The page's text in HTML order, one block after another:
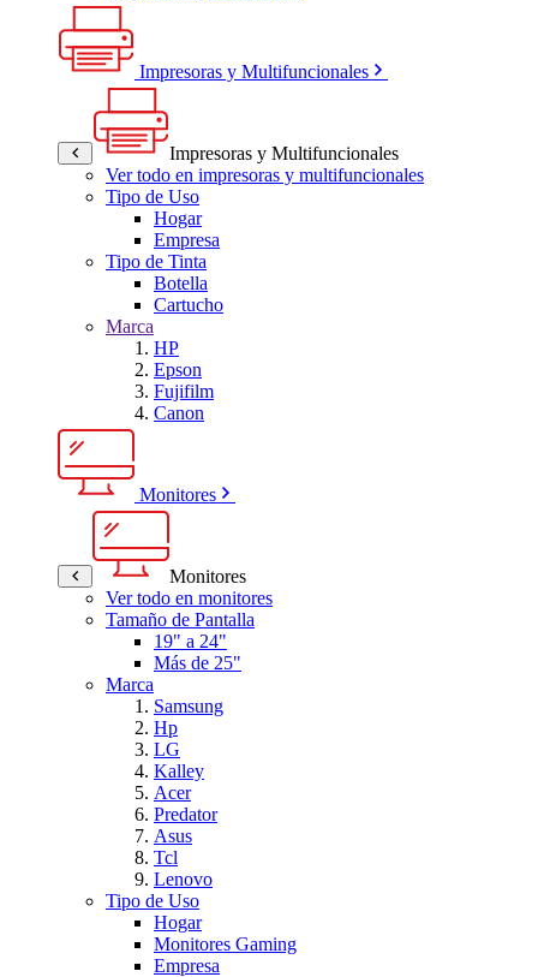
Impresoras y Multifuncionales
Impresoras y Multifuncionales
Ver todo en impresoras y multifuncionales
Tipo de Uso
Hogar
Empresa
Tipo de Tinta
Botella
Cartucho
Marca
HP
Epson
Fujifilm
Canon
Monitores
Monitores
Ver todo en monitores
Tamaño de Pantalla
19" a 24"
Más de 25"
Marca
Samsung
Hp
LG
Kalley
Acer
Predator
Asus
Tcl
Lenovo
Tipo de Uso
Hogar
Monitores Gaming
Empresa